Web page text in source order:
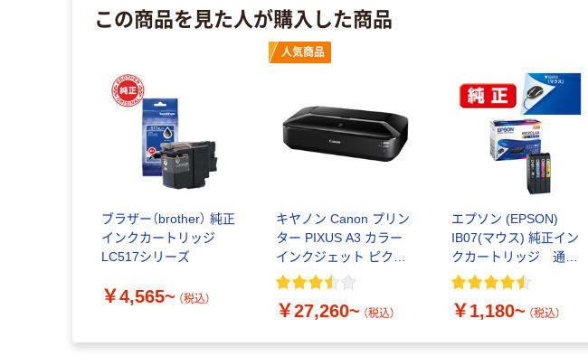
この商品を見た人が購入した商品
ブラザー（brother） 純正
インクカートリッジ
LC517シリーズ
￥4,565~ （税込）
人気商品
キヤノン Canon プリン
ター PIXUS A3 カラー
インクジェット ピクサ
ス
￥27,260~ （税込）
エプソン (EPSON)
IB07(マウス) 純正イン
クカートリッジ 通常
容量
￥1,180~ （税込）